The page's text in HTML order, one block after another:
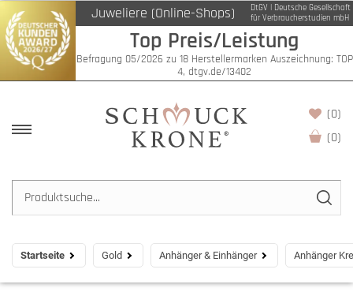
Juweliere (Online-Shops)
DtGV | Deutsche Gesellschaft
für Verbraucherstudien mbH
Top Preis/Leistung
Befragung 05/2026 zu 18 Herstellermarken Auszeichnung: TOP
4, dtgv.de/13402
(0)
(0)
Startseite Gold Anhänger & Einhänger Anhänger